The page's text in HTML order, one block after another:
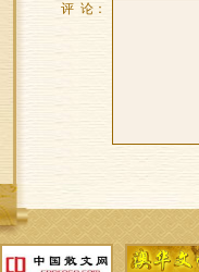
评 论：